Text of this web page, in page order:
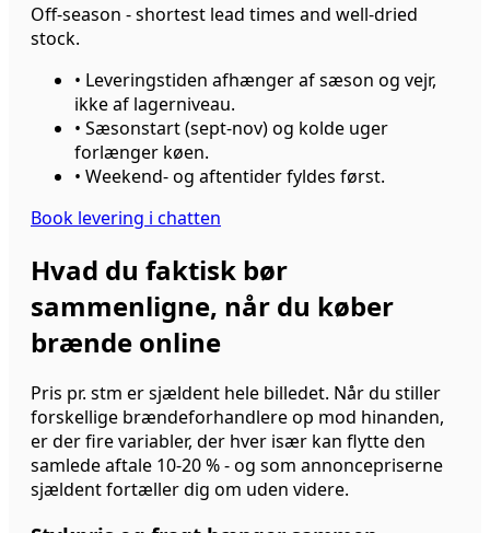
Off-season - shortest lead times and well-dried
stock.
• Leveringstiden afhænger af sæson og vejr,
ikke af lagerniveau.
• Sæsonstart (sept-nov) og kolde uger
forlænger køen.
• Weekend- og aftentider fyldes først.
Book levering i chatten
Hvad du faktisk bør
sammenligne, når du køber
brænde online
Pris pr. stm er sjældent hele billedet. Når du stiller
forskellige brændeforhandlere op mod hinanden,
er der fire variabler, der hver især kan flytte den
samlede aftale 10-20 % - og som annoncepriserne
sjældent fortæller dig om uden videre.